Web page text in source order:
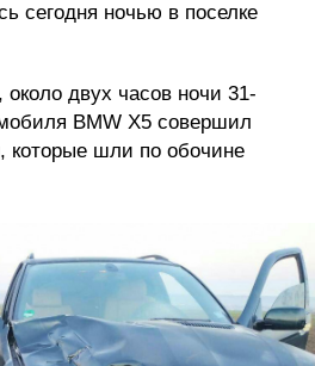
сегодня ночью в поселке
двух часов ночи 31-
BMW Х5 совершил
которые шли по обочине